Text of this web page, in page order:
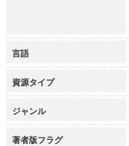
言語
資源タイプ
ジャンル
著者版フラグ